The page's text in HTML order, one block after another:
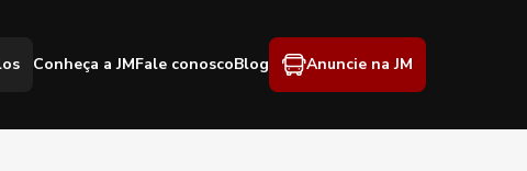
Conheça a JMFale conoscoBlog Anuncie na JM